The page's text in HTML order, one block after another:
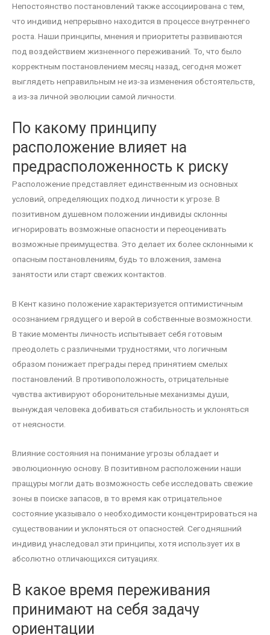
Непостоянство постановлений также ассоциирована с тем,
что индивид непрерывно находится в процессе внутреннего
роста. Наши принципы, мнения и приоритеты развиваются
под воздействием жизненного переживаний. То, что было
корректным постановлением месяц назад, сегодня может
выглядеть неправильным не из-за изменения обстоятельств,
а из-за личной эволюции самой личности.
По какому принципу
расположение влияет на
предрасположенность к риску
Расположение представляет единственным из основных
условий, определяющих подход личности к угрозе. В
позитивном душевном положении индивиды склонны
игнорировать возможные опасности и переоценивать
возможные преимущества. Это делает их более склонными к
опасным постановлениям, будь то вложения, замена
занятости или старт свежих контактов.
В Кент казино положение характеризуется оптимистичным
осознанием грядущего и верой в собственные возможности.
В такие моменты личность испытывает себя готовым
преодолеть с различными трудностями, что логичным
образом понижает преграды перед принятием смелых
постановлений. В противоположность, отрицательные
чувства активируют оборонительные механизмы души,
вынуждая человека добиваться стабильность и уклоняться
от неясности.
Влияние состояния на понимание угрозы обладает и
эволюционную основу. В позитивном расположении наши
пращуры могли дать возможность себе исследовать свежие
зоны в поиске запасов, в то время как отрицательное
состояние указывало о необходимости концентрироваться на
существовании и уклоняться от опасностей. Сегодняшний
индивид унаследовал эти принципы, хотя использует их в
абсолютно отличающихся ситуациях.
В какое время переживания
принимают на себя задачу
ориентации